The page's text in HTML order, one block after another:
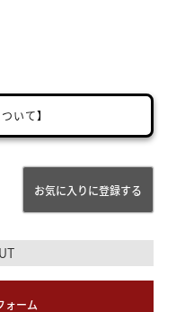
いて】
お気に入りに登録する
ォーム